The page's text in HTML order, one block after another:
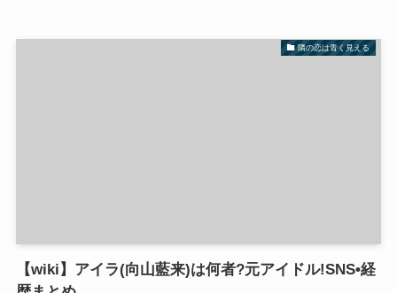
隣の恋は青く見える
【wiki】アイラ(向山藍来)は何者?元アイドル!SNS•経